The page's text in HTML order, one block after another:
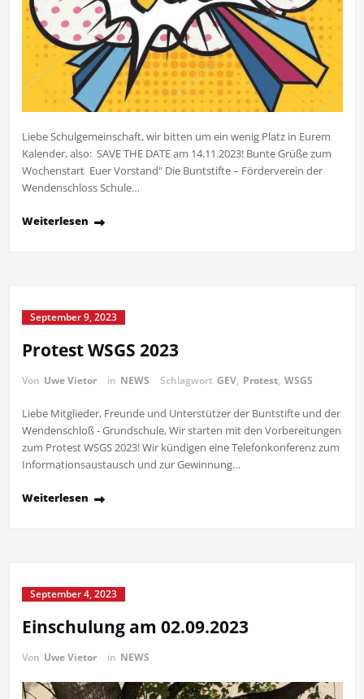
Liebe Schulgemeinschaft, wir bitten um ein wenig Platz in Eurem
Kalender, also: SAVE THE DATE am 14.11.2023! Bunte Grüße zum
Wochenstart Euer Vorstand" Die Buntstifte – Förderverein der
Wendenschloss Schule…
Weiterlesen
September 9, 2023
Protest WSGS 2023
Von Uwe Vietor in NEWS Schlagwort GEV, Protest, WSGS
Liebe Mitglieder, Freunde und Unterstützer der Buntstifte und der
Wendenschloß - Grundschule, Wir starten mit den Vorbereitungen
zum Protest WSGS 2023! Wir kündigen eine Telefonkonferenz zum
Informationsaustausch und zur Gewinnung…
Weiterlesen
September 4, 2023
Einschulung am 02.09.2023
Von Uwe Vietor in NEWS